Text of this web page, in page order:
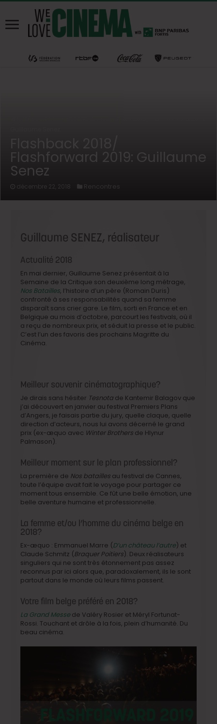
Flashforward 2019: Guillaume
Senez
décembre 22, 2018 Rencontres
Guillaume SENEZ, réalisateur
Actualité 2018
En mai dernier, Guillaume Senez présentait à la
Semaine de la Critique son deuxième long métrage,
Nos Batailles, l’histoire d’un père (Romain Duris)
confronté à ses responsabilités quand sa femme
disparaît sans crier gare. Le film, sorti en France et en
Belgique au mois d’octobre, parcourt les festivals, où il
a reçu de nombreux prix, et séduit la presse et le public.
C’est l’un des favoris des prochains Magritte du
Cinéma.
Meilleur souvenir cinématographique?
Je dirais sans hésiter Tesnota de Kantemir Balagov que
j’ai découvert en janvier au festival Premiers Plans
d’Angers, je faisais partie du jury, quelle claque, quelle
direction d’acteurs, nous lui avons décerné le grand
prix (ex-æquo avec Winter Brothers de Hlynur
Palmason).
Meilleur moment sur le plan professionnel?
La première de Nos batailles au festival de Cannes,
toute l’équipe avait fait le voyage pour partager ce
moment tous ensemble. Ce fût une belle émotion, une
belle aventure humaine et professionnelle.
La femme et/ou l’homme du cinéma belge en
2018?
Ex-æquo : Emmanuel Marre (D’un château l’autre) et
Claude Schmitz (Braquer Poitiers). Deux réalisateurs
singuliers qui ne sont très étonnement pas assez
reconnus par ici alors que, paradoxalement, ils le sont
partout dans le monde où leurs films passent.
Votre film belge préféré en 2018?
La Grand Messede Valéry Rosier et Méryl Fortunat-
Rossi. Touchant et drôle à la fois, plein d’humanité. Du
beau cinéma.